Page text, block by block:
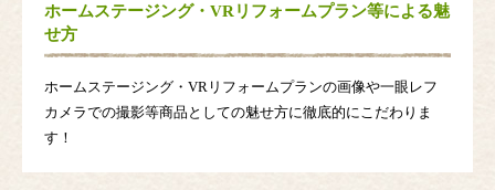
ホームステージング・VRリフォームプラン等による魅
せ方
ホームステージング・VRリフォームプランの画像や一眼レフ
カメラでの撮影等商品としての魅せ方に徹底的にこだわりま
す！